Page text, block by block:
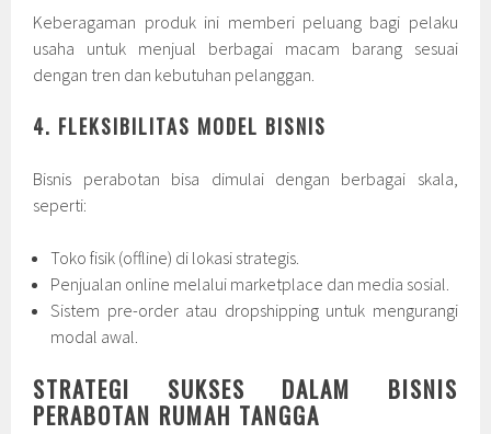
Keberagaman produk ini memberi peluang bagi pelaku
usaha untuk menjual berbagai macam barang sesuai
dengan tren dan kebutuhan pelanggan.
4. FLEKSIBILITAS MODEL BISNIS
Bisnis perabotan bisa dimulai dengan berbagai skala,
seperti:
Toko fisik (offline) di lokasi strategis.
Penjualan online melalui marketplace dan media sosial.
Sistem pre-order atau dropshipping untuk mengurangi
modal awal.
STRATEGI SUKSES DALAM BISNIS
PERABOTAN RUMAH TANGGA